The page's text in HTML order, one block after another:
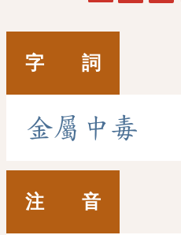
字 詞
金屬 中毒
注 音